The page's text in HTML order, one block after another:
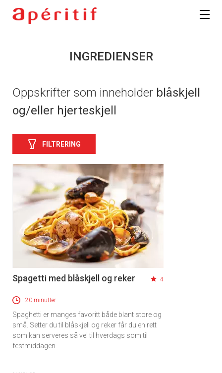
INGREDIENSER
Oppskrifter som inneholder blåskjell
og/eller hjerteskjell
FILTRERING
Spagetti med blåskjell og reker 4
20 minutter
Spaghetti er manges favoritt både blant store og
små. Setter du til blåskjell og reker får du en rett
som kan serveres så vel til hverdags som til
festmiddagen.